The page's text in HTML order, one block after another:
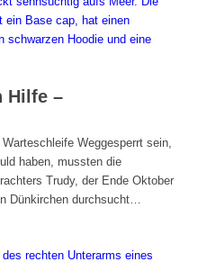
Hilfe –
Weggesperrt sein,
haben, mussten die
Trudy, der Ende Oktober
Dünkirchen durchsucht…